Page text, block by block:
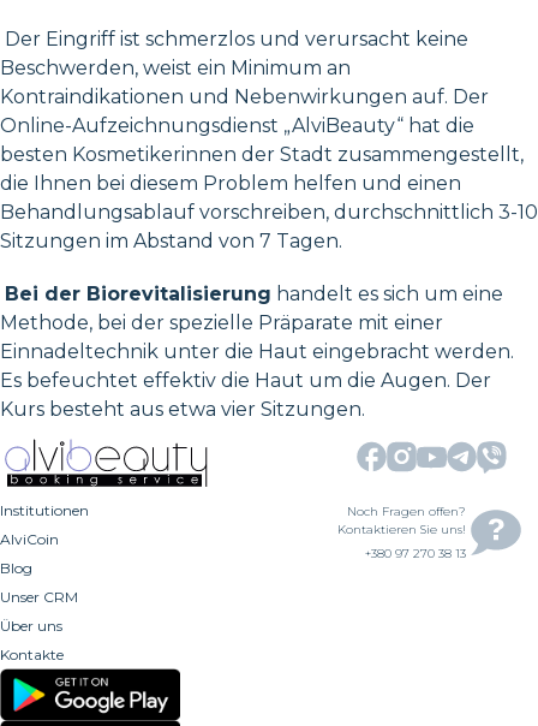
Der Eingriff ist schmerzlos und verursacht keine
Beschwerden, weist ein Minimum an
Kontraindikationen und Nebenwirkungen auf. Der
Online-Aufzeichnungsdienst „AlviBeauty“ hat die
besten Kosmetikerinnen der Stadt zusammengestellt,
die Ihnen bei diesem Problem helfen und einen
Behandlungsablauf vorschreiben, durchschnittlich 3-10
Sitzungen im Abstand von 7 Tagen.
Bei der Biorevitalisierung handelt es sich um eine
Methode, bei der spezielle Präparate mit einer
Einnadeltechnik unter die Haut eingebracht werden.
Es befeuchtet effektiv die Haut um die Augen. Der
Kurs besteht aus etwa vier Sitzungen.
Institutionen
AlviCoin
Blog
Unser CRM
Über uns
Kontakte
Noch Fragen offen?
Kontaktieren Sie uns!
+380 97 270 38 13